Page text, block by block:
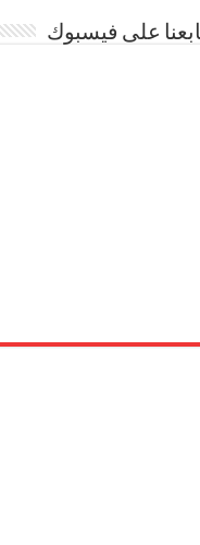
على فيسبوك